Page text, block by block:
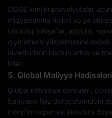
DOGE kimi kriptovalyutalar
miqyaslanma həlləri və ya
texnoloji inkişaflar, adətən,
qiymətlərin yüksəlməsinə
investorların inamını artıra və
bilər.
5. Qlobal Maliyyə
Qlobal inflyasiya qorxuları,
bankların faiz dərəcələrindəki
trendlər rəqəmsal aktivlərə